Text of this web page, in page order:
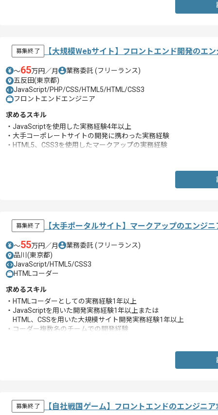
募集終了 【大規模Webサイト】フロントエンド開発のエ
〜65万円／月 業務委託 (フリーランス)
五反田(東京都)
JavaScript/PHP/CSS/HTML5/HTML/CSS3
フロントエンドエンジニア
求めるスキル
・JavaScriptを使用した実務経験4年以上
・大手コーポレートサイトの開発に携わった実務経験
・HTML5、CSS3を使用したマークアップの実務経験
募集終了 【大手ポータルサイト】マークアップのエンジ
〜55万円／月 業務委託 (フリーランス)
品川(東京都)
JavaScript/HTML5/CSS3
HTMLコーダー
求めるスキル
・HTMLコーダーとしての実務経験1年以上
・JavaScriptを用いた開発実務経験1年以上または
HTML、CSSを用いた大規模サイト開発実務経験1年以上
・コーダー複数名のチームでの開発経験
募集終了 【自社戦国ゲーム】フロントエンドのエンジニ